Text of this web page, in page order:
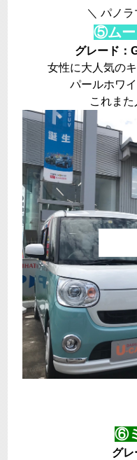
＼ パノ
⑤ムー
グレード：
女性に大人気の
パールホワ
これま
⑥
グレ